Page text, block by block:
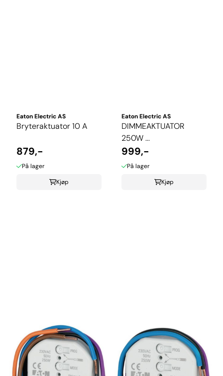
Eaton Electric AS
Bryteraktuator 10 A
879,-
På lager
Kjøp
Eaton Electric AS
DIMMEAKTUATOR
250W ...
999,-
På lager
Kjøp